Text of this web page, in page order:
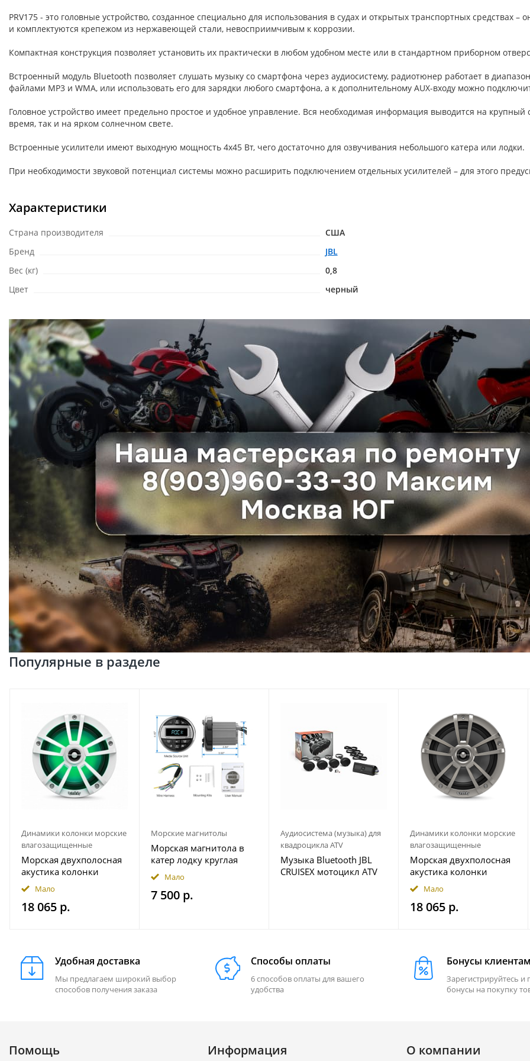
PRV175 - это головные устройство, созданное специально для использования в судах и открытых транспортных
и комплектуются крепежом из нержавеющей стали, невосприимчивым к коррозии.
Компактная конструкция позволяет установить их практически в любом удобном месте или в стандартном приборном
Встроенный модуль Bluetooth позволяет слушать музыку со смартфона через аудиосистему, радиотюнер работает в
файлами MP3 и WMA, или использовать его для зарядки любого смартфона, а к дополнительному AUX-входу можно
Головное устройство имеет предельно простое и удобное управление. Вся необходимая информация выводится на крупный
время, так и на ярком солнечном свете.
Встроенные усилители имеют выходную мощность 4х45 Вт, чего достаточно для озвучивания небольшого катера или лодки.
При необходимости звуковой потенциал системы можно расширить подключением отдельных усилителей – для этого
Характеристики
Страна производителя
США
Бренд
JBL
Вес (кг)
0,8
Цвет
черный
Популярные в разделе
Динамики колонки морские
влагозащищенные
Морская двухполосная
акустика колонки
INFINITY 622MLW
Мало
18 065 р.
Морские магнитолы
Морская магнитола в
катер лодку круглая
Bluetooth AKAMATE MS-
10RV
Мало
7 500 р.
Аудиосистема (музыка) для
квадроцикла ATV
Музыка Bluetooth JBL
CRUISEX мотоцикл ATV
Динамики колонки морские
влагозащищенные
Морская двухполосная
акустика колонки
INFINITY 622MLT
Мало
18 065 р.
Удобная доставка
Мы предлагаем широкий выбор
способов получения заказа
Способы оплаты
6 способов оплаты для вашего
удобства
Бонусы
Зарегистрируйтесь и
бонусы на покупку
Помощь Информация О компании